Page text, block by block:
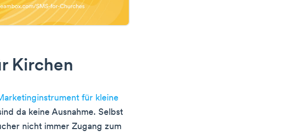
Kirchen
für kleine
da keine Ausnahme. Selbst
nicht immer Zugang zum